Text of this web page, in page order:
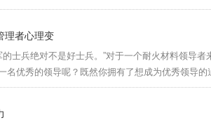
理者心理变
士兵绝对不是好士兵。”对于一个耐火材料领导
名优秀的领导呢？既然你拥有了想成为优秀领导的